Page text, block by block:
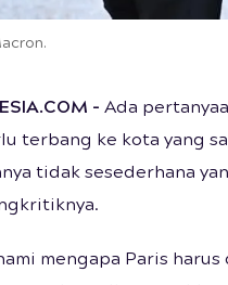
- Ada
terbang ke kota yang
tidak sesederhana
mengapa Paris